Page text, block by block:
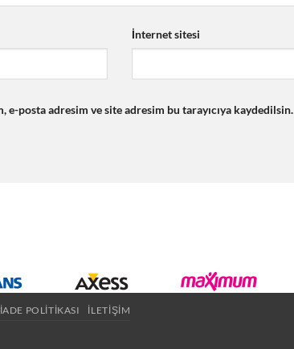
İnternet sitesi
e-posta adresim ve site adresim bu tarayıcıya kaydedilsin.
İADE POLITIKASI İLETIŞIM